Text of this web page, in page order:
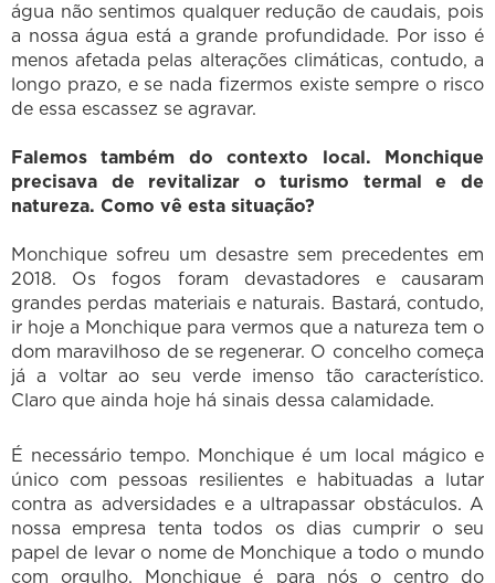
água não sentimos qualquer redução de caudais, pois
a nossa água está a grande profundidade. Por isso é
menos afetada pelas alterações climáticas, contudo, a
longo prazo, e se nada fizermos existe sempre o risco
de essa escassez se agravar.
Falemos também do contexto local. Monchique
precisava de revitalizar o turismo termal e de
natureza. Como vê esta situação?
Monchique sofreu um desastre sem precedentes em
2018. Os fogos foram devastadores e causaram
grandes perdas materiais e naturais. Bastará, contudo,
ir hoje a Monchique para vermos que a natureza tem o
dom maravilhoso de se regenerar. O concelho começa
já a voltar ao seu verde imenso tão característico.
Claro que ainda hoje há sinais dessa calamidade.
É necessário tempo. Monchique é um local mágico e
único com pessoas resilientes e habituadas a lutar
contra as adversidades e a ultrapassar obstáculos. A
nossa empresa tenta todos os dias cumprir o seu
papel de levar o nome de Monchique a todo o mundo
com orgulho. Monchique é para nós o centro do